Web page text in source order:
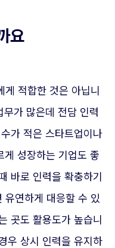
요
적합한 것은 아닙니
가 많은데 전담 인력
가 적은 스타트업이나
게 성장하는 기업도 좋
바로 인력을 확충하기
유연하게 대응할 수 있
곳도 활용도가 높습니
우 상시 인력을 유지하